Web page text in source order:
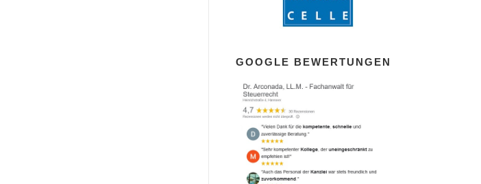
GOOGLE BEWERTUNGEN